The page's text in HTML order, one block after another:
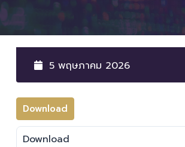
5 พฤษภาคม 2026
Download
Download